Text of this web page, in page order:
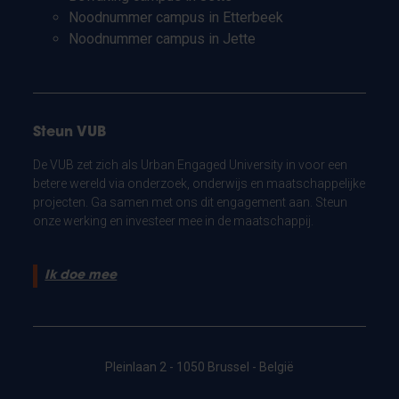
Noodnummer campus in Etterbeek
Noodnummer campus in Jette
Steun VUB
De VUB zet zich als Urban Engaged University in voor een
betere wereld via onderzoek, onderwijs en maatschappelijke
projecten. Ga samen met ons dit engagement aan. Steun
onze werking en investeer mee in de maatschappij.
Ik doe mee
Pleinlaan 2 - 1050 Brussel - België